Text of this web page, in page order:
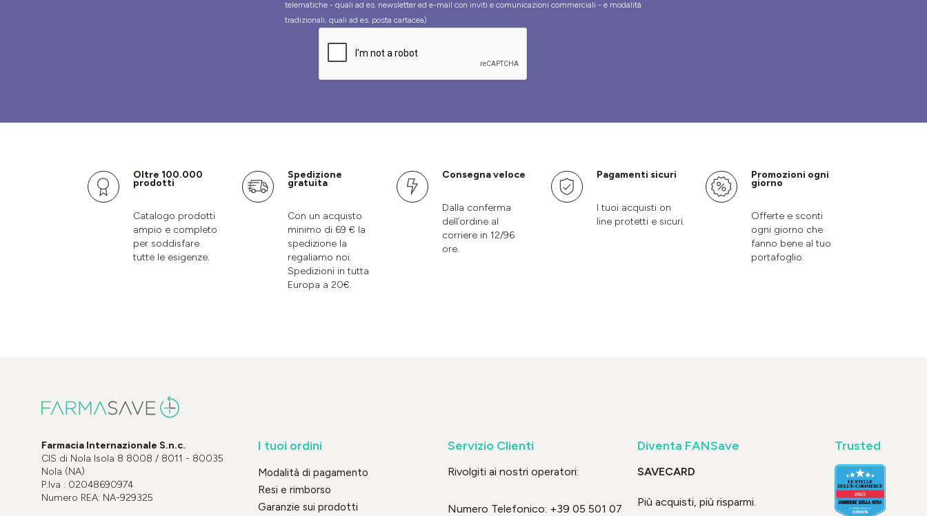
telematiche - quali ad es. newsletter ed e-mail con inviti e comunicazioni commerciali - e modalità
tradizionali, quali ad es. posta cartacea)
Oltre 100.000
prodotti
Catalogo prodotti
ampio e completo
per soddisfare
tutte le esigenze.
Spedizione
gratuita
Con un acquisto
minimo di 69 € la
spedizione la
regaliamo noi.
Spedizioni in tutta
Europa a 20€.
Consegna veloce
Dalla conferma
dell’ordine al
corriere in 12/96
ore.
Pagamenti sicuri
I tuoi acquisti on
line protetti e sicuri.
Promozioni ogni
giorno
Offerte e sconti
ogni giorno che
fanno bene al tuo
portafoglio.
Farmacia Internazionale S.n.c.
CIS di Nola Isola 8 8008 / 8011 - 80035
Nola (NA)
P.Iva : 02048690974
Numero REA: NA-929325
I tuoi ordini
Modalità di pagamento
Resi e rimborso
Garanzie sui prodotti
Servizio Clienti
Rivolgiti ai nostri operatori:
Numero Telefonico: +39 05 501 07
Diventa FANSave
SAVECARD
Più acquisti, più risparmi.
Trusted